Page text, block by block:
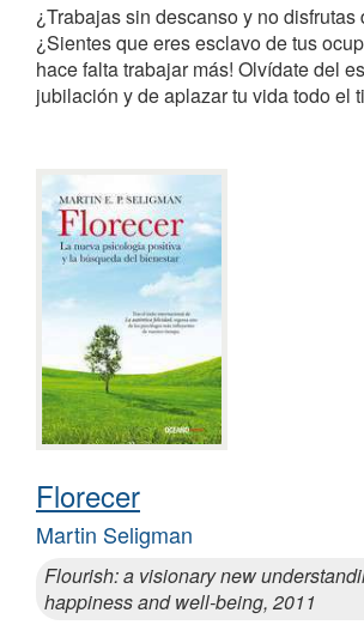
¿Trabajas sin descanso y no disfrutas
¿Sientes que eres esclavo de tus
hace falta trabajar más! Olvídate del
jubilación y de aplazar tu vida todo el
Florecer
Martin Seligman
Flourish: a visionary new
happiness and well-being, 2011